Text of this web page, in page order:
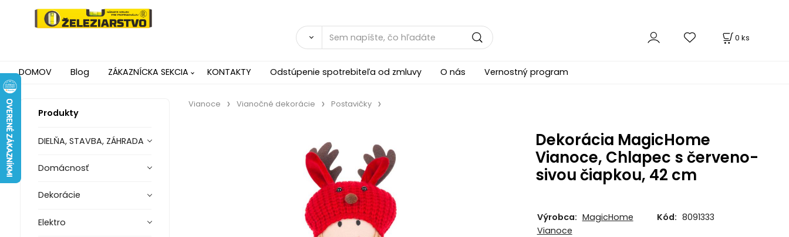
0 ks
DOMOV Blog ZÁKAZNÍCKA SEKCIA KONTAKTY Odstúpenie spotrebiteľa od zmluvy O nás Vernostný program
Produkty
DIELŇA, STAVBA, ZÁHRADA
Domácnosť
Dekorácie
Elektro
Vianoce Vianočné dekorácie Postavičky
Dekorácia MagicHome
Vianoce, Chlapec s červeno-
sivou čiapkou, 42 cm
Výrobca: MagicHome
Vianoce
Kód: 8091333